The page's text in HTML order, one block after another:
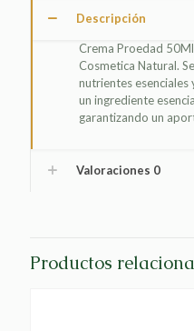
Descripción
Crema Proedad
Cosmetica Natural.
nutrientes esenciales
un ingrediente
garantizando un
Valoraciones 0
Productos